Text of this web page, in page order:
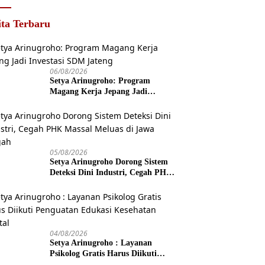
Terbaru
06/08/2026
Setya Arinugroho: Program
Magang Kerja Jepang Jadi
05/08/2026
Setya Arinugroho Dorong Sistem
Deteksi Dini Industri, Cegah PHK
04/08/2026
Setya Arinugroho : Layanan
Psikolog Gratis Harus Diikuti